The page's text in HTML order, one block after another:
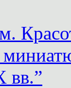
вв.”